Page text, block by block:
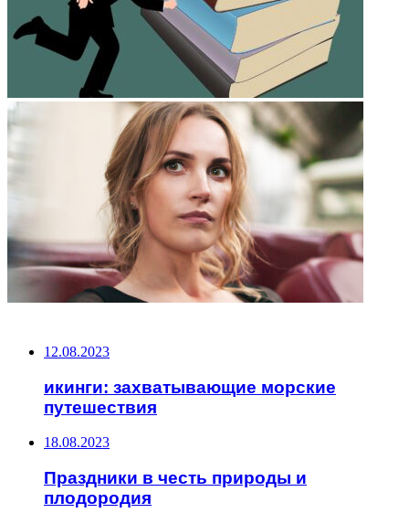
12.08.2023
икинги: захватывающие морские
путешествия
18.08.2023
Праздники в честь природы и
плодородия